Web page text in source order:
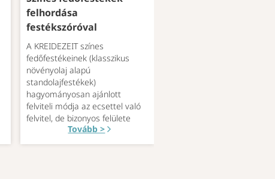
felhordása
festékszóróval
A KREIDEZEIT színes
fedőfestékeinek (klasszikus
növényolaj alapú
standolajfestékek)
hagyományosan ajánlott
felviteli módja az ecsettel való
felvitel, de bizonyos felülete
Tovább >